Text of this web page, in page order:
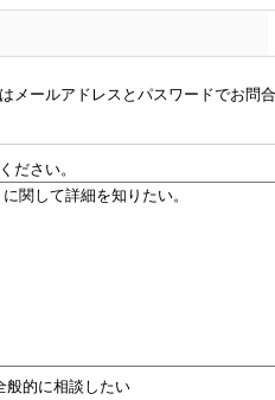
メールアドレスとパスワードでお問
ださい。
般的に相談したい